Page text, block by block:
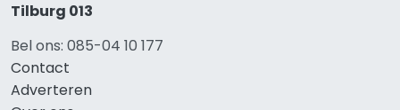
Tilburg 013
Bel ons: 085-04 10 177
Contact
Adverteren